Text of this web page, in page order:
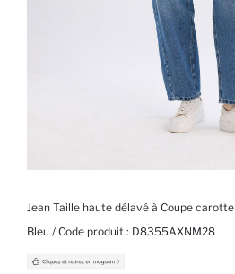
Jean Taille haute délavé à Coupe carotte
Bleu / Code produit : D8355AXNM28